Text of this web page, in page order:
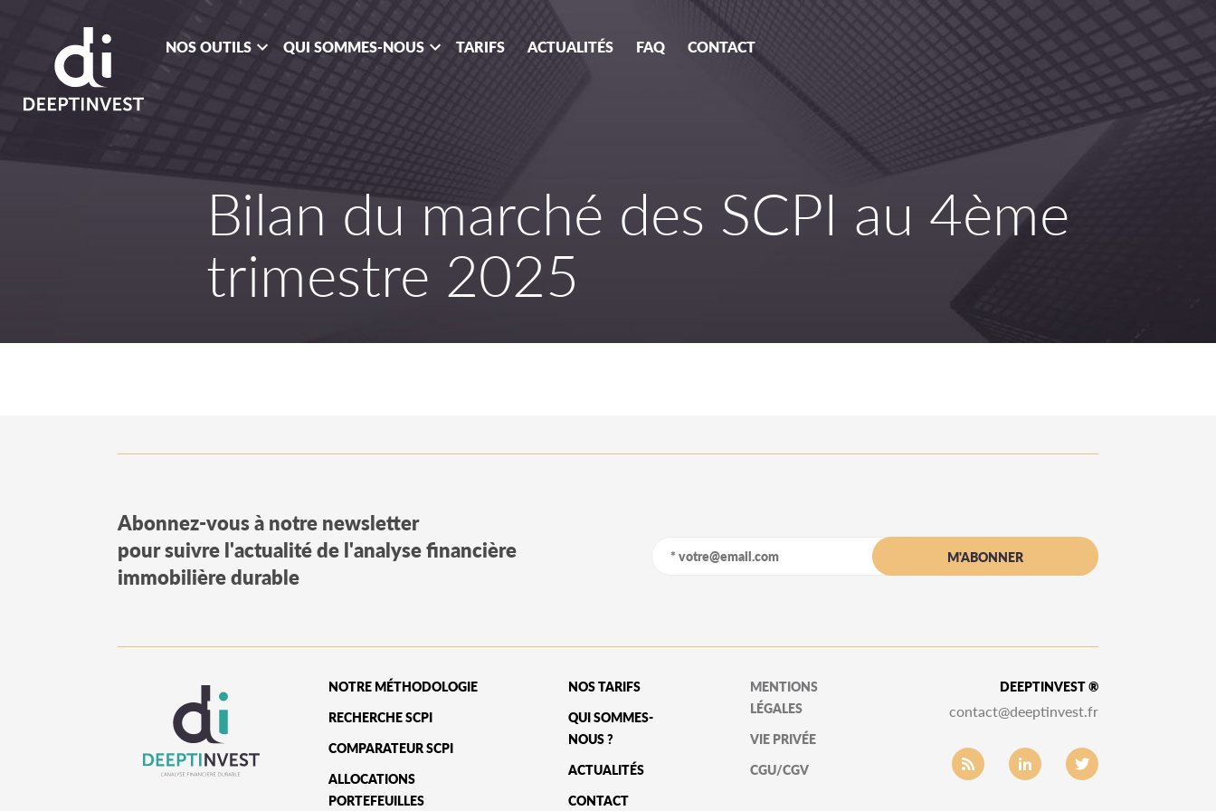
NOS OUTILS QUI SOMMES-NOUS TARIFS ACTUALITÉS FAQ CONTACT
Bilan du marché des SCPI au 4ème
trimestre 2025
Abonnez-vous à notre newsletter
pour suivre l'actualité de l'analyse financière
immobilière durable
NOTRE MÉTHODOLOGIE
RECHERCHE SCPI
COMPARATEUR SCPI
ALLOCATIONS
PORTEFEUILLES
NOS TARIFS
QUI SOMMES-
NOUS ?
ACTUALITÉS
CONTACT
MENTIONS
LÉGALES
VIE PRIVÉE
CGU/CGV
DEEPTINVEST ®
contact@deeptinvest.fr